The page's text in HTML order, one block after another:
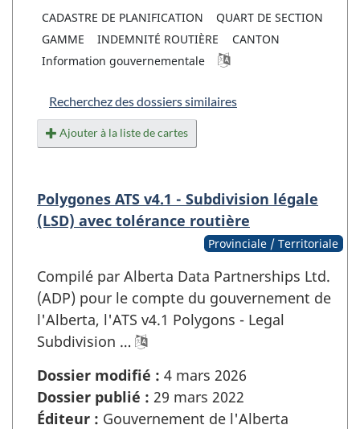
CADASTRE DE PLANIFICATION
QUART DE SECTION
GAMME
INDEMNITÉ ROUTIÈRE
CANTON
Information gouvernementale
Recherchez des dossiers similaires
Ajouter à la liste de cartes
Polygones ATS v4.1 - Subdivision légale
(LSD) avec tolérance routière
Provinciale / Territoriale
Compilé par Alberta Data Partnerships Ltd.
(ADP) pour le compte du gouvernement de
l'Alberta, l'ATS v4.1 Polygons - Legal
Subdivision …
Dossier modifié : 4 mars 2026
Dossier publié : 29 mars 2022
Éditeur : Gouvernement de l'Alberta